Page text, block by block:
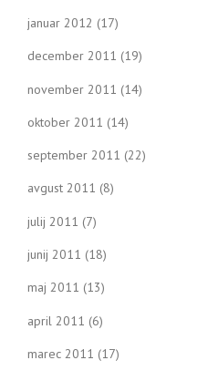
januar 2012 (17)
december 2011 (19)
november 2011 (14)
oktober 2011 (14)
september 2011 (22)
avgust 2011 (8)
julij 2011 (7)
junij 2011 (18)
maj 2011 (13)
april 2011 (6)
marec 2011 (17)